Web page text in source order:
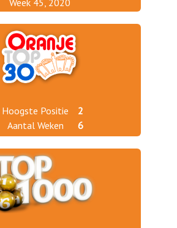
Week 45, 2020
Hoogste Positie
2
Aantal Weken
6